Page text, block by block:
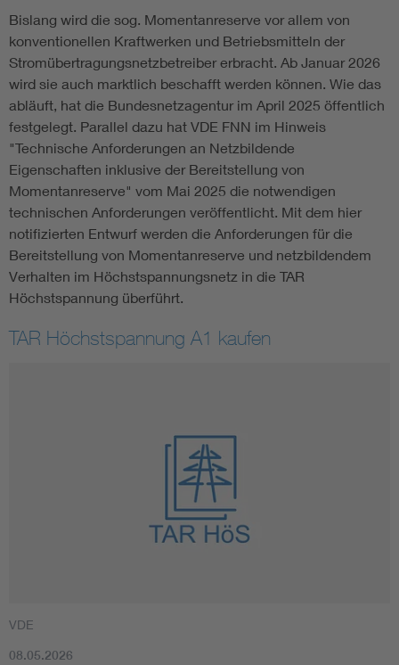
Bislang wird die sog. Momentanreserve vor allem von
konventionellen Kraftwerken und Betriebsmitteln der
Stromübertragungsnetzbetreiber erbracht. Ab Januar 2026
wird sie auch marktlich beschafft werden können. Wie das
abläuft, hat die Bundesnetzagentur im April 2025 öffentlich
festgelegt. Parallel dazu hat VDE FNN im Hinweis
"Technische Anforderungen an Netzbildende
Eigenschaften inklusive der Bereitstellung von
Momentanreserve" vom Mai 2025 die notwendigen
technischen Anforderungen veröffentlicht. Mit dem hier
notifizierten Entwurf werden die Anforderungen für die
Bereitstellung von Momentanreserve und netzbildendem
Verhalten im Höchstspannungsnetz in die TAR
Höchstspannung überführt.
TAR Höchstspannung A1 kaufen
VDE
08.05.2026